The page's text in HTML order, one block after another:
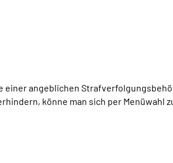
angeblichen
könne man sich per